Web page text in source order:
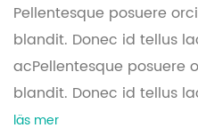
Pellentesque posuere
blandit. Donec id tellus
acPellentesque posuere
blandit. Donec id tellus
läs mer